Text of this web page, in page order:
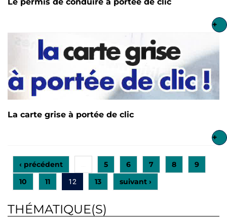
+
La carte grise à portée de clic
+
‹ précédent 5 6 7 8
9
10
11 12 13 suivant ›
THÉMATIQUE(S)